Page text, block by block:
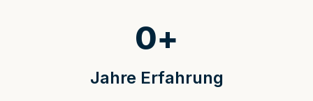
Jahre Erfahrung
0+